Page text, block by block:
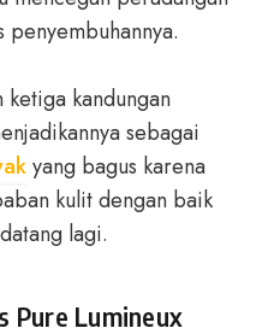
kandungan
sebagai
yang bagus karena
kulit dengan baik
lagi.
Pure Lumineux